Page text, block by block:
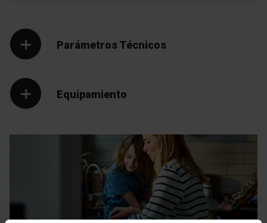
Parámetros Técnicos
Equipamiento